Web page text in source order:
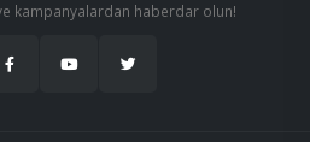
kampanyalardan haberdar olun!